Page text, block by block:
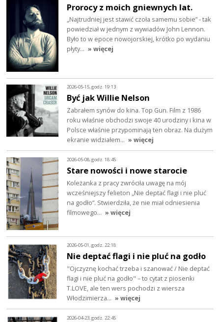
Prorocy z moich gniewnych lat.
„Najtrudniej jest stawić czoła samemu sobie” - tak
powiedział w jednym z wywiadów John Lennon.
Było to w epoce nowojorskiej, krótko po wydaniu
płyty… » więcej
2026-05-15, godz. 19:13
Być jak Willie Nelson
Zabrałem synów do kina. Top Gun. Film z 1986
roku właśnie obchodzi swoje 40 urodziny i kina w
Polsce właśnie przypominają ten obraz. Na dużym
ekranie widziałem… » więcej
2026-05-08, godz. 18:45
Stare nowości i nowe starocie
Koleżanka z pracy zwróciła uwagę na mój
wcześniejszy felieton „Nie deptać flagi i nie pluć
na godło”. Stwierdziła, że nie miał odniesienia
filmowego… » więcej
2026-05-01, godz. 22:18
Nie deptać flagi i nie pluć na godło
"Ojczyznę kochać trzeba i szanować / Nie deptać
flagi i nie pluć na godło" – to cytat z piosenki
T.LOVE, ale ten wers pochodzi z wiersza
Włodzimierza… » więcej
2026-04-23, godz. 22:45